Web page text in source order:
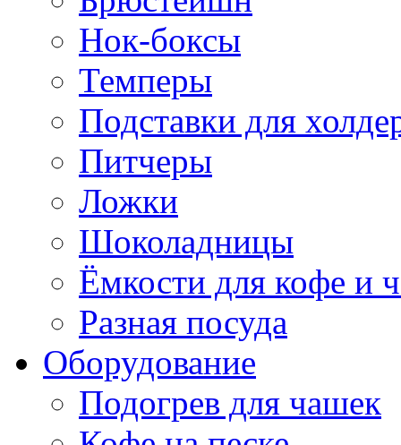
Нок-боксы
Темперы
Подставки для
Питчеры
Ложки
Шоколадницы
Ёмкости для кофе и
Разная посуда
Оборудование
Подогрев для чашек